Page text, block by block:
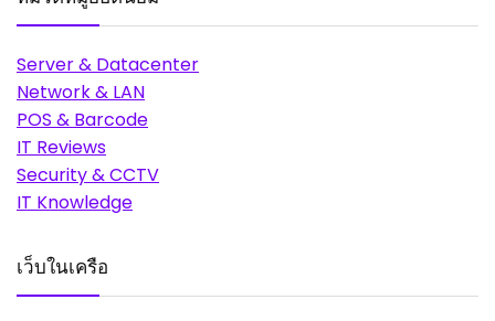
Server & Datacenter
Network & LAN
POS & Barcode
IT Reviews
Security & CCTV
IT Knowledge
เว็บในเครือ